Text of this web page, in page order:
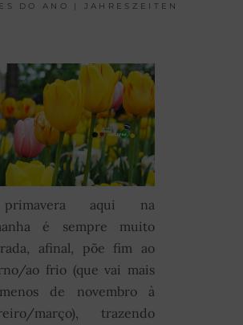
DO ANO | JAHRESZEITEN
aqui na
é sempre muito
afinal, põe fim ao
ao frio (que vai mais
de novembro à
março), trazendo